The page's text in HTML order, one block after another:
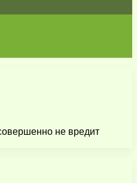
не вредит